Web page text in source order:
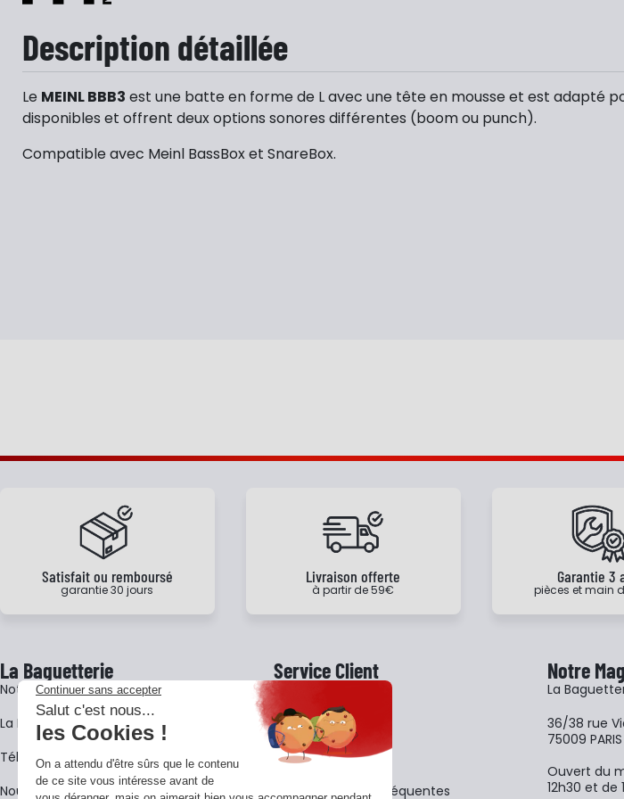
Description détaillée
Le MEINL BBB3 est une batte en forme de L avec une tête en mousse et est adapté
disponibles et offrent deux options sonores différentes (boom ou punch).
Compatible avec Meinl BassBox et SnareBox.
Satisfait ou remboursé
garantie 30 jours
Livraison offerte
à partir de 59€
Garantie 3
pièces et main
La Baguetterie
Notre histoire
La BagShow
​Télécharger le catalogue
Nous contacter
Service Client
Garantie 3 ans
CGV
FAQ - Questions Fréquentes
Notre
La
36/38 rue
75009 PARIS
Ouvert du
12h30 et de